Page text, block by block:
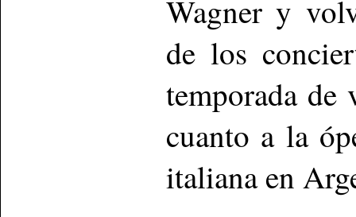
Wagner y
de los
temporada de
cuanto a la
italiana en